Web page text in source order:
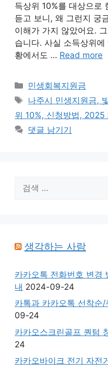
득상위 10%를 대상으로
듣고 보니, 왜 그런지 궁
이해가 가지 않았어요.
습니다. 사실 소득상위
황에서도 … Read more
카
테
고
리
민생회복지원금
태
그
나주시 민생지원금,
위 10%, 신청방법, 2025
댓글 남기기
색:
생각하는 사람
카카오톡 전화번호 변경
내 2024-09-24
카톡과 카카오톡 선착순
09-24
카카오스크린골프 퀀텀
24
카카오바이크 전기 자전